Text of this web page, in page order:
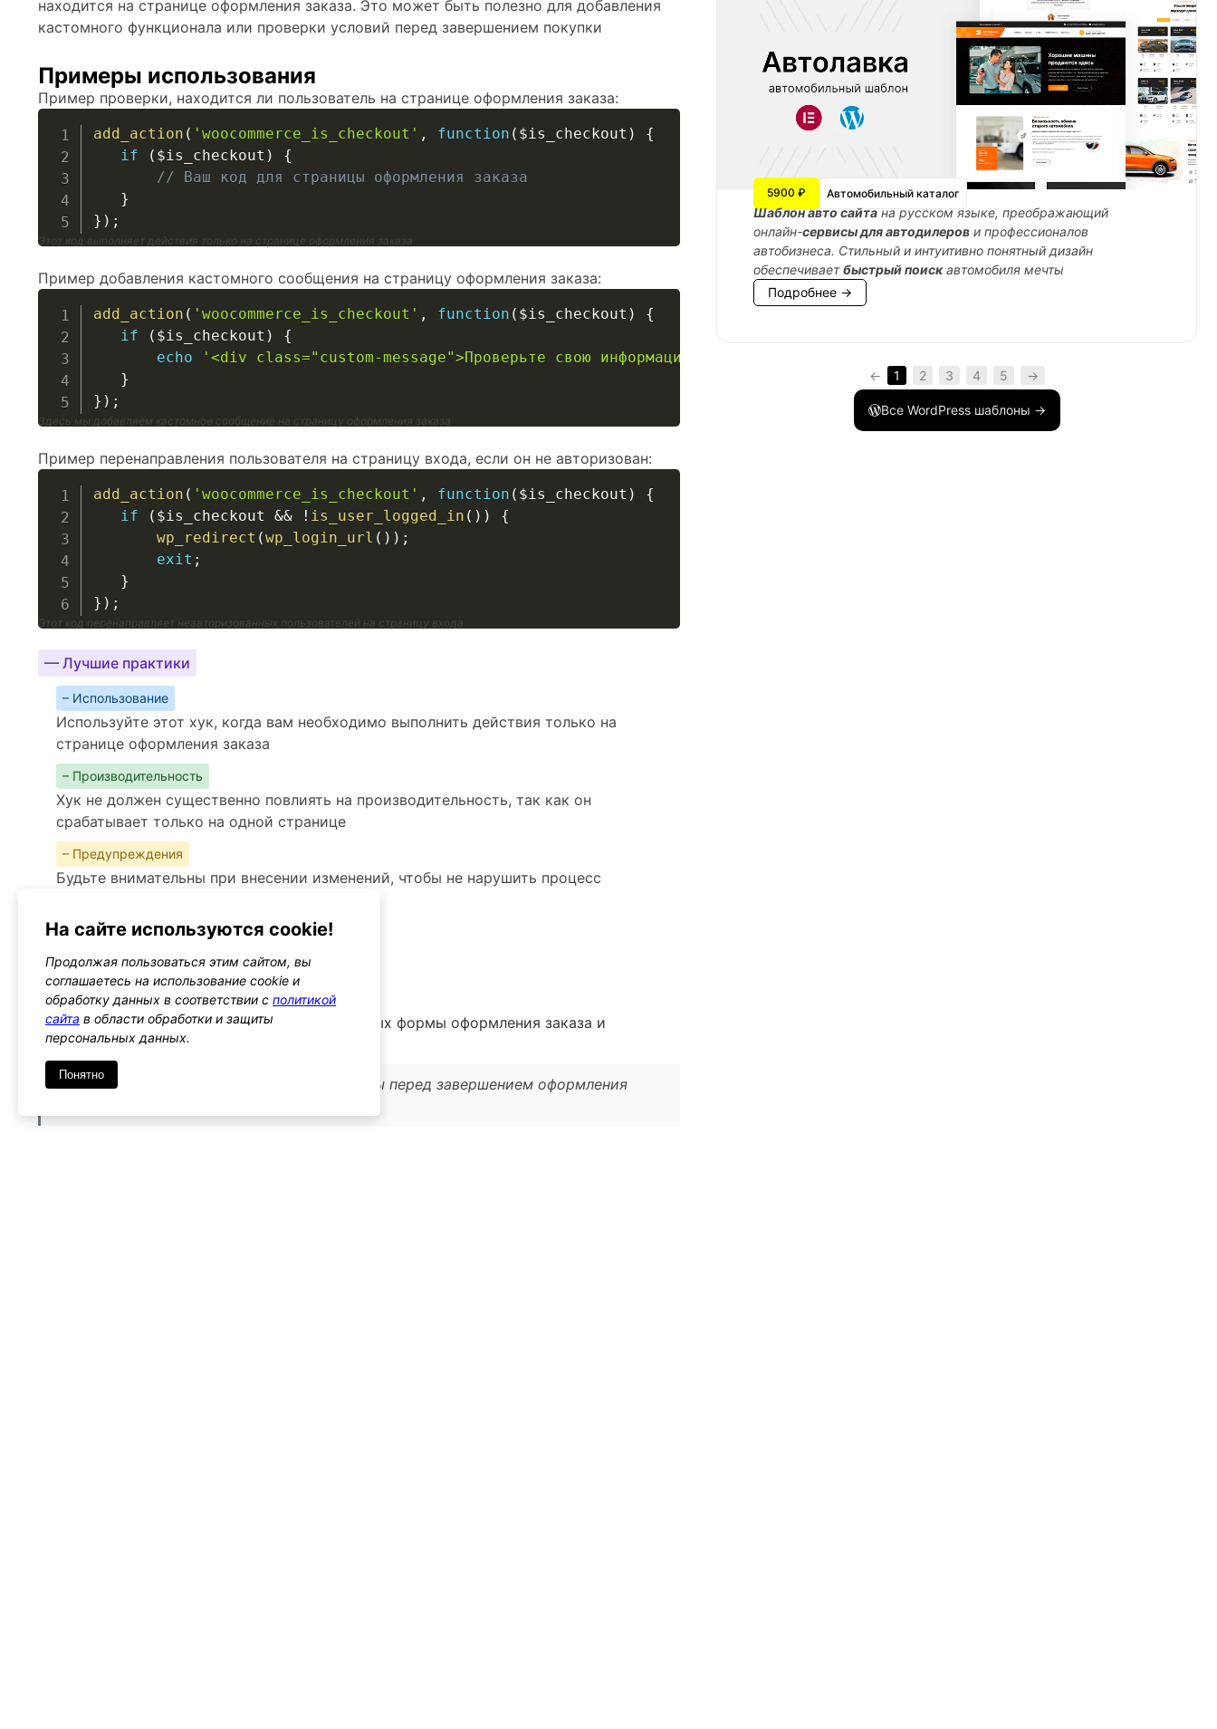
находится на странице оформления заказа. Это может быть полезно для добавления
кастомного функционала или проверки условий перед завершением покупки
Примеры использования
Пример проверки, находится ли пользователь на странице оформления заказа:
add_action ( 'woocommerce_is_checkout' , function ( $is_checkout )
{
if
( $is_checkout )
{
// Ваш код для страницы оформления заказа
}
} ) ;
Этот код выполняет действия только на странице оформления заказа
Пример добавления кастомного сообщения на страницу оформления заказа:
add_action ( 'woocommerce_is_checkout' , function ( $is_checkout )
{
if
( $is_checkout )
{
echo
'<div class="custom-message">Проверьте свою информацию перед завершением заказа</div>'
}
} ) ;
Здесь мы добавляем кастомное сообщение на страницу оформления заказа
Пример перенаправления пользователя на страницу входа, если он не авторизован:
add_action ( 'woocommerce_is_checkout' , function ( $is_checkout )
{
if
( $is_checkout && ! is_user_logged_in ( ) )
{
wp_redirect (wp_login_url ( ) ) ;
exit ;
}
} ) ;
Этот код перенаправляет неавторизованных пользователей на страницу входа
— Лучшие практики
– Использование
Используйте этот хук, когда вам необходимо выполнить действия только на
странице оформления заказа
– Производительность
Хук не должен существенно повлиять на производительность, так как он
срабатывает только на одной странице
– Предупреждения
Будьте внимательны при внесении изменений, чтобы не нарушить процесс
Альтернативы
woocommerce_checkout_process
Тип: action
Этот хук срабатывает перед обработкой данных формы оформления заказа и
позволяет выполнять валидацию данных
Используйте его для проверки данных формы перед завершением оформления
5900 ₽ Автомобильный каталог
Шаблон авто сайта на русском языке, преображающий
онлайн-сервисы для автодилеров и профессионалов
автобизнеса. Стильный и интуитивно понятный дизайн
обеспечиваетбыстрый поискавтомобиля мечты
Подробнее →
← 1 2 3 4 5 →
Все WordPress шаблоны →
На сайте используются cookie!
Продолжая пользоваться этим сайтом, вы
соглашаетесь на использование cookie и
обработку данных в соответствии с политикой
сайта в области обработки и защиты
персональных данных.
Понятно